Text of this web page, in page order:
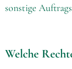
sonstige
Welche